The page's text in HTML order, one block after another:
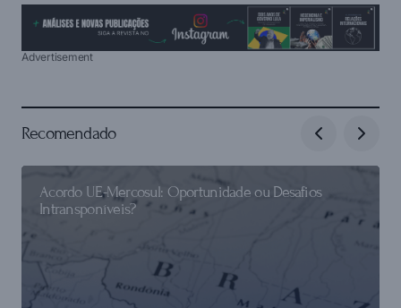
Advertisement
Recomendado
Acordo UE-Mercosul: Oportunidade ou Desafios
Intransponíveis?